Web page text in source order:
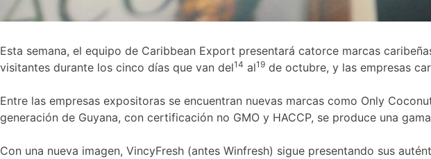
Esta semana, el equipo de Caribbean Export presentará catorce marcas
visitantes durante los cinco días que van del14 al19 de octubre, y las empresas
Entre las empresas expositoras se encuentran nuevas marcas como Only
generación de Guyana, con certificación no GMO y HACCP, se produce una
Con una nueva imagen, VincyFresh (antes Winfresh) sigue presentando sus